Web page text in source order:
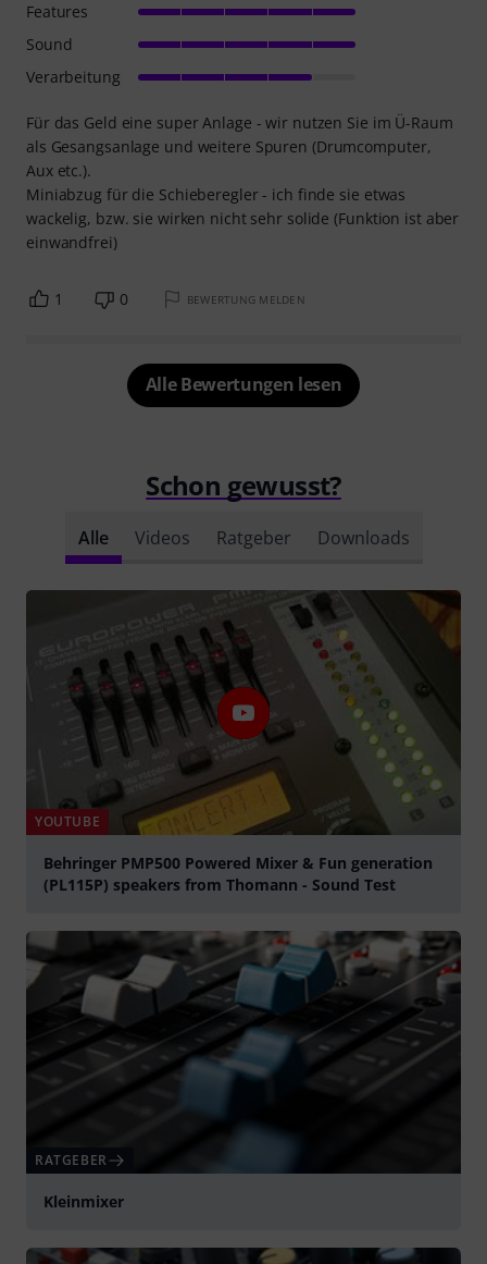
Für das Geld eine super Anlage - wir nutzen Sie im Ü-Raum
als Gesangsanlage und weitere Spuren (Drumcomputer,
Aux etc.).
Miniabzug für die Schieberegler - ich finde sie etwas
wackelig, bzw. sie wirken nicht sehr solide (Funktion ist aber
einwandfrei)
Features
Sound
Verarbeitung
1 0 BEWERTUNG MELDEN
Alle Bewertungen lesen
Schon gewusst?
Alle Videos Ratgeber Downloads
YOUTUBE
Behringer PMP500 Powered Mixer & Fun generation
(PL115P) speakers from Thomann - Sound Test
RATGEBER
Kleinmixer